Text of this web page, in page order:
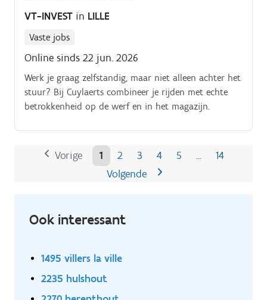
VT-INVEST in LILLE
Vaste jobs
Online sinds 22 jun. 2026
Werk je graag zelfstandig, maar niet alleen achter het
stuur? Bij Cuylaerts combineer je rijden met echte
betrokkenheid op de werf en in het magazijn.
Vorige 1 2 3 4 5
14
Volgende
Ook interessant
1495 villers la ville
2235 hulshout